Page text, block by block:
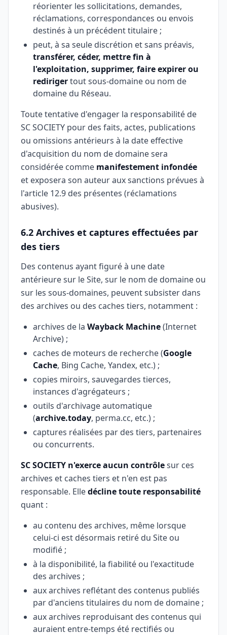
réorienter les sollicitations, demandes,
réclamations, correspondances ou envois
destinés à un précédent titulaire ;
peut, à sa seule discrétion et sans préavis,
transférer, céder, mettre fin à
l'exploitation, supprimer, faire expirer ou
redirigertout sous-domaine ou nom de
domaine du Réseau.
Toute tentative d'engager la responsabilité de
SC SOCIETY pour des faits, actes, publications
ou omissions antérieurs à la date effective
d'acquisition du nom de domaine sera
considérée comme manifestement infondée
et exposera son auteur aux sanctions prévues à
l'article 12.9 des présentes (réclamations
abusives).
6.2 Archives et captures effectuées par
des tiers
Des contenus ayant figuré à une date
antérieure sur le Site, sur le nom de domaine ou
sur les sous-domaines, peuvent subsister dans
des archives ou des caches tiers, notamment :
archives de la Wayback Machine(Internet
Archive) ;
caches de moteurs de recherche (Google
Cache, Bing Cache, Yandex, etc.) ;
copies miroirs, sauvegardes tierces,
instances d'agrégateurs ;
outils d'archivage automatique
(archive.today, perma.cc, etc.) ;
captures réalisées par des tiers, partenaires
ou concurrents.
SC SOCIETY n'exerce aucun contrôlesur ces
archives et caches tiers et n'en est pas
responsable. Elledécline toute responsabilité
quant :
au contenu des archives, même lorsque
celui-ci est désormais retiré du Site ou
modifié ;
à la disponibilité, la fiabilité ou l'exactitude
des archives ;
aux archives reflétant des contenus publiés
par d'anciens titulaires du nom de domaine ;
aux archives reproduisant des contenus qui
auraient entre-temps été rectifiés ou